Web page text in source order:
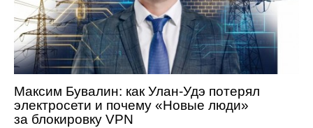
Максим Бувалин: как Улан-Удэ потерял
электросети и почему «Новые люди»
за блокировку VPN